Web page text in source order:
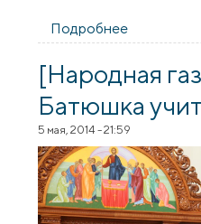
Подробнее
[Народная
Батюшка
5 мая, 2014 - 21:59